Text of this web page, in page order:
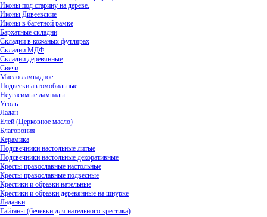
Иконы под старину на дереве.
Иконы Дивеевские
Иконы в багетной рамке
Бархатные складни
Складни в кожаных футлярах
Складни МДФ
Складни деревянные
Свечи
Масло лампадное
Подвески автомобильные
Неугасимые лампады
Уголь
Ладан
Елей (Церковное масло)
Благовония
Керамика
Подсвечники настольные литые
Подсвечники настольные декоративные
Кресты православные настольные
Кресты православные подвесные
Крестики и образки нательные
Крестики и образки деревянные на шнурке
Ладанки
Гайтаны (бечевки для нательного крестика)